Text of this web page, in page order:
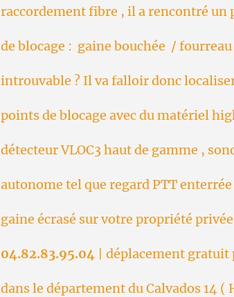
raccordement fibre , il a rencontré un
de blocage : gaine bouchée /
introuvable ? Il va falloir donc
points de blocage avec du matériel
détecteur VLOC3 haut de gamme ,
autonome tel que regard PTT
gaine écrasé sur votre propriété privée
04.82.83.95.04| déplacement gratuit
dans le département du Calvados 14 (